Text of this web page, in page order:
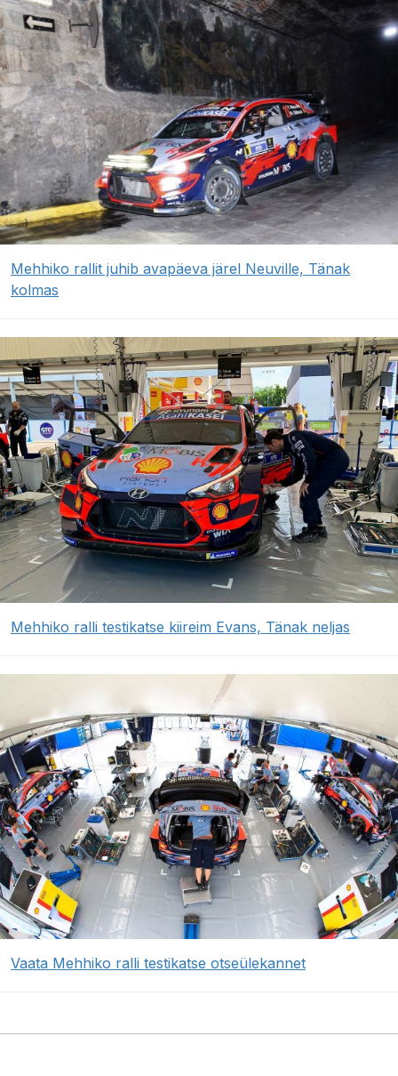
Mehhiko rallit juhib avapäeva järel Neuville, Tänak
kolmas
Mehhiko ralli testikatse kiireim Evans, Tänak neljas
Vaata Mehhiko ralli testikatse otseülekannet